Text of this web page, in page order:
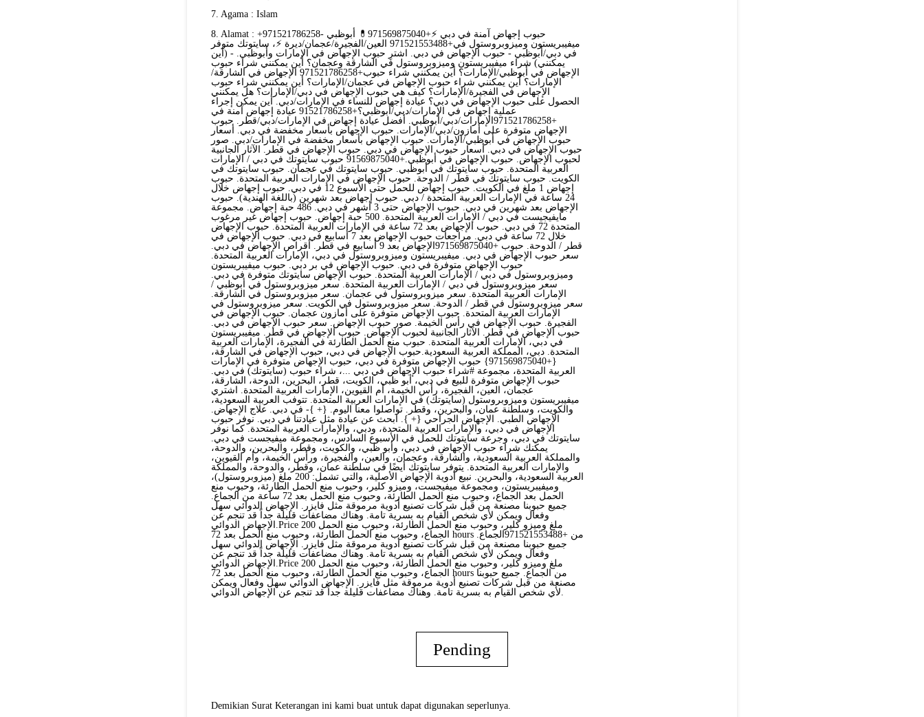
7. Agama : Islam
8. Alamat : +971521786258حبوب إجهاض آمنة في دبي ⚡+971569875040💊 أبوظبي -
ميفيبريستون وميزوبروستول في+971521553488 العين/الفجيرة/عجمان/ديرة ⚡، سايتوتك متوفر
في دبي/أبوظبي - حبوب الإجهاض في دبي. اشترِ حبوب الإجهاض في الإمارات وأبوظبي. - (أين
يمكنني) شراء ميفيبريستون وميزوبروستول في الشارقة وعجمان؟ أين يمكنني شراء حبوب
الإجهاض في أبوظبي/الإمارات؟ أين يمكنني شراء حبوب+971521786258 الإجهاض في الشارقة/
الإمارات؟ أين يمكنني شراء حبوب الإجهاض في عجمان/الإمارات؟ أين يمكنني شراء حبوب
الإجهاض في الفجيرة/الإمارات؟ كيف هي حبوب الإجهاض في دبي/الإمارات؟ هل يمكنني
الحصول على حبوب الإجهاض في دبي؟ عيادة إجهاض للنساء في الإمارات/دبي. أين يمكن إجراء
عملية إجهاض في الإمارات/دبي/أبوظبي؟+91521786258 عيادة إجهاض آمنة في
+971521786258الإمارات/دبي/أبوظبي. أفضل عيادة إجهاض في الإمارات/دبي/قطر. حبوب
الإجهاض متوفرة على أمازون/دبي/الإمارات. حبوب الإجهاض بأسعار مخفضة في دبي. أسعار
حبوب الإجهاض في أبوظبي/الإمارات. حبوب الإجهاض بأسعار مخفضة في الإمارات/دبي. صور
حبوب الإجهاض في دبي. أسعار حبوب الإجهاض في دبي. حبوب الإجهاض في قطر. الآثار الجانبية
لحبوب الإجهاض. حبوب الإجهاض في أبوظبي.+91569875040 حبوب سايتوتك في دبي / الإمارات
العربية المتحدة. حبوب سايتوتك في أبوظبي. حبوب سايتوتك في عجمان. حبوب سايتوتك في
الكويت. حبوب سايتوتك في قطر / الدوحة. حبوب الإجهاض في الإمارات العربية المتحدة. حبوب
إجهاض 1 ملغ في الكويت. حبوب إجهاض للحمل حتى الأسبوع 12 في دبي. حبوب إجهاض خلال
24 ساعة في الإمارات العربية المتحدة / دبي. حبوب إجهاض بعد شهرين (باللغة الهندية). حبوب
الإجهاض بعد شهرين في دبي. حبوب الإجهاض حتى 3 أشهر في دبي. 486 حبة إجهاض. مجموعة
مايفيجيست في دبي / الإمارات العربية المتحدة. 500 حبة إجهاض. حبوب إجهاض غير مرغوب
المتحدة 72 في دبي. حبوب الإجهاض بعد 72 ساعة في الإمارات العربية المتحدة. حبوب الإجهاض
خلال 72 ساعة في دبي. مراجعات حبوب الإجهاض بعد 7 أسابيع في دبي. حبوب الإجهاض في
قطر / الدوحة. حبوب +971569875040الإجهاض بعد 9 أسابيع في قطر. أقراص الإجهاض في دبي.
سعر حبوب الإجهاض في دبي. ميفيبريستون وميزوبروستول في دبي، الإمارات العربية المتحدة.
حبوب الإجهاض متوفرة في دبي. حبوب الإجهاض في بر دبي. حبوب ميفيبريستون
وميزوبروستول في دبي / الإمارات العربية المتحدة. حبوب الإجهاض سايتوتك متوفرة في دبي.
سعر ميزوبروستول في دبي / الإمارات العربية المتحدة. سعر ميزوبروستول في أبوظبي /
الإمارات العربية المتحدة. سعر ميزوبروستول في عجمان. سعر ميزوبروستول في الشارقة.
سعر ميزوبروستول في قطر / الدوحة. سعر ميزوبروستول في الكويت. سعر ميزوبروستول في
الإمارات العربية المتحدة. حبوب الإجهاض متوفرة على أمازون عجمان. حبوب الإجهاض في
الفجيرة. حبوب الإجهاض في رأس الخيمة. صور حبوب الإجهاض. سعر حبوب الإجهاض في دبي.
حبوب الإجهاض في قطر. الآثار الجانبية لحبوب الإجهاض. حبوب الإجهاض في قطر. ميفيبريستون
في دبي، الإمارات العربية المتحدة. حبوب منع الحمل الطارئة في الفجيرة، الإمارات العربية
المتحدة. دبي، المملكة العربية السعودية.حبوب الإجهاض في دبي، حبوب الإجهاض في الشارقة،
{+971569875040} حبوب الإجهاض متوفرة في دبي، حبوب الإجهاض متوفرة في الإمارات
العربية المتحدة، مجموعة #شراء حبوب الإجهاض في دبي ...، شراء حبوب (سايتوتك) في دبي.
حبوب الإجهاض متوفرة للبيع في دبي، أبو ظبي، الكويت، قطر، البحرين، الدوحة، الشارقة،
عجمان، العين، الفجيرة، رأس الخيمة، أم القيوين، الإمارات العربية المتحدة. اشتري
ميفيبريستون وميزوبروستول (سايتوتك) في الإمارات العربية المتحدة. تتوفب العربية السعودية،
والكويت، وسلطنة عمان، والبحرين، وقطر. تواصلوا معنا اليوم. {+ }- في دبي. علاج الإجهاض.
الإجهاض الطبي. الإجهاض الجراحي {+ }. ابحث عن عيادة مثل عيادتنا في دبي. نوفر حبوب
الإجهاض في دبي، والإمارات العربية المتحدة، ودبي، والإمارات العربية المتحدة. كما نوفر
سايتوتك في دبي، وجرعة سايتوتك للحمل في الأسبوع السادس، ومجموعة ميفيجست في دبي.
يمكنك شراء حبوب الإجهاض في دبي، وأبو ظبي، والكويت، وقطر، والبحرين، والدوحة،
والمملكة العربية السعودية، والشارقة، وعجمان، والعين، والفجيرة، ورأس الخيمة، وأم القيوين،
والإمارات العربية المتحدة. يتوفر سايتوتك أيضًا في سلطنة عمان، وقطر، والدوحة، والمملكة
العربية السعودية، والبحرين. نبيع أدوية الإجهاض الأصلية، والتي تشمل: 200 ملغ (ميزوبروستول)،
وميفيبريستون، ومجموعة ميفيجست، وميزو كلير، وحبوب منع الحمل الطارئة، وحبوب منع
الحمل بعد الجماع، وحبوب منع الحمل الطارئة، وحبوب منع الحمل بعد 72 ساعة من الجماع.
جميع حبوبنا مصنعة من قبل شركات تصنيع أدوية مرموقة مثل فايزر. الإجهاض الدوائي سهل
وفعال ويمكن لأي شخص القيام به بسرية تامة. وهناك مضاعفات قليلة جداً قد تنجم عن
الإجهاض الدوائي.Price 200 ملغ وميزو كلير، وحبوب منع الحمل الطارئة، وحبوب منع الحمل
الجماع، وحبوب منع الحمل الطارئة، وحبوب منع الحمل بعد 72 hours من +971521553488الجماع.
جميع حبوبنا مصنعة من قبل شركات تصنيع أدوية مرموقة مثل فايزر. الإجهاض الدوائي سهل
وفعال ويمكن لأي شخص القيام به بسرية تامة. وهناك مضاعفات قليلة جداً قد تنجم عن
الإجهاض الدوائي.Price 200 ملغ وميزو كلير، وحبوب منع الحمل الطارئة، وحبوب منع الحمل
الجماع، وحبوب منع الحمل الطارئة، وحبوب منع الحمل بعد 72 hours من الجماع. جميع حبوبنا
مصنعة من قبل شركات تصنيع أدوية مرموقة مثل فايزر. الإجهاض الدوائي سهل وفعال ويمكن
لأي شخص القيام به بسرية تامة. وهناك مضاعفات قليلة جداً قد تنجم عن الإجهاض الدوائي.
Pending
Demikian Surat Keterangan ini kami buat untuk dapat digunakan seperlunya.